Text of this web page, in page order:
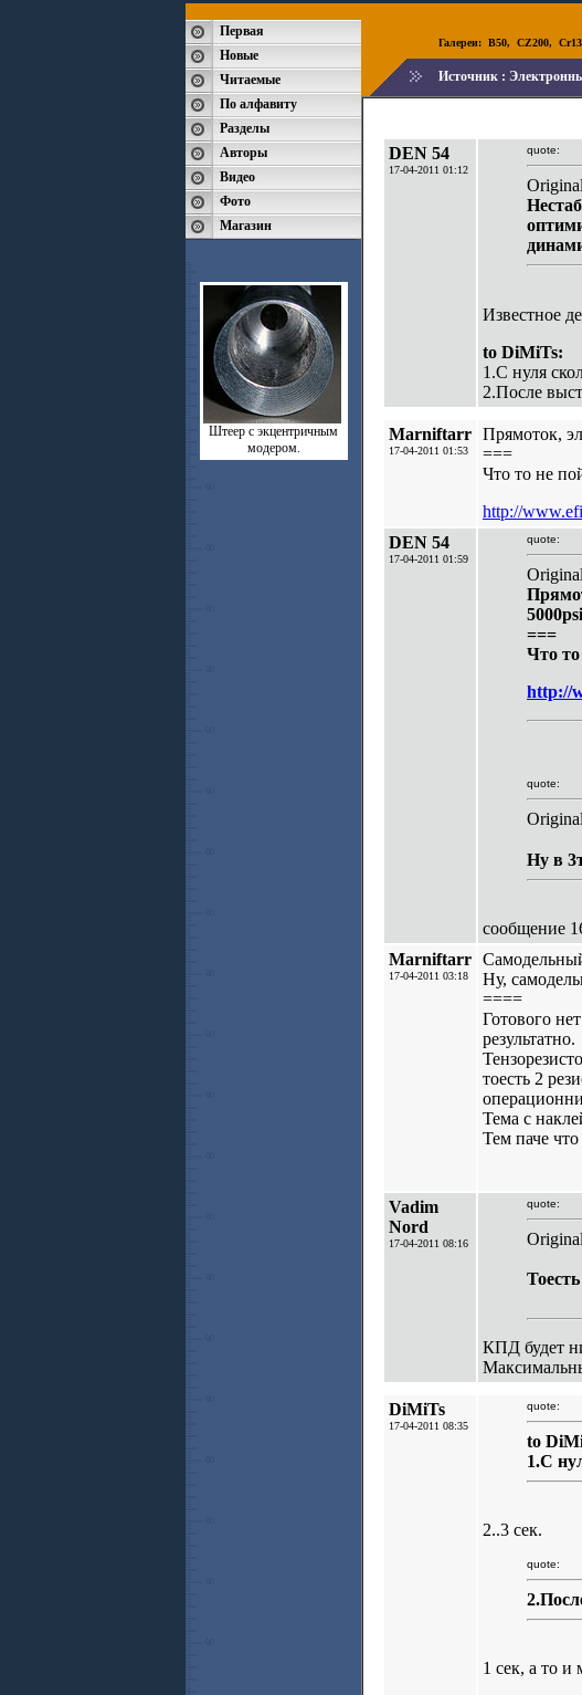
Первая
Новые
Читаемые
По алфавиту
Разделы
Авторы
Видео
Фото
Магазин
Штеер с экцентричным
модером.
Галереи: B50, CZ200,
Источник :
DEN 54
17-04-2011 01:12
quote:
Известное
to DiMiTs:
1.С нуля
2.После
Marniftarr
17-04-2011 01:53
Прямоток,
===
Что то не
http://
DEN 54
17-04-2011 01:59
quote:
===
Что
http://
quote:
Ну в
сообщение
Marniftarr
17-04-2011 03:18
Ну,
====
Готового
результатно.
тоесть 2
Тема с
Тем паче
Vadim
Nord
17-04-2011 08:16
quote:
КПД будет
DiMiTs
17-04-2011 08:35
quote:
to
1.С
2..3 сек.
quote:
1 сек, а то и